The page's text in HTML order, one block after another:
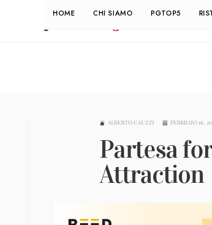
HOME CHI SIAMO PGTOP5
ALBERTO CAUZZI FEBBRAIO 16,
Partesa
Attraction